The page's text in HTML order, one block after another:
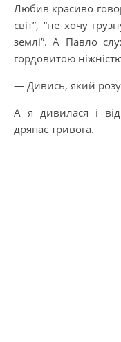
Любив красиво
світ”, “не хочу
землі”. А Павло
гордовитою
— Дивись, який
А я дивилася і
дряпає тривога.